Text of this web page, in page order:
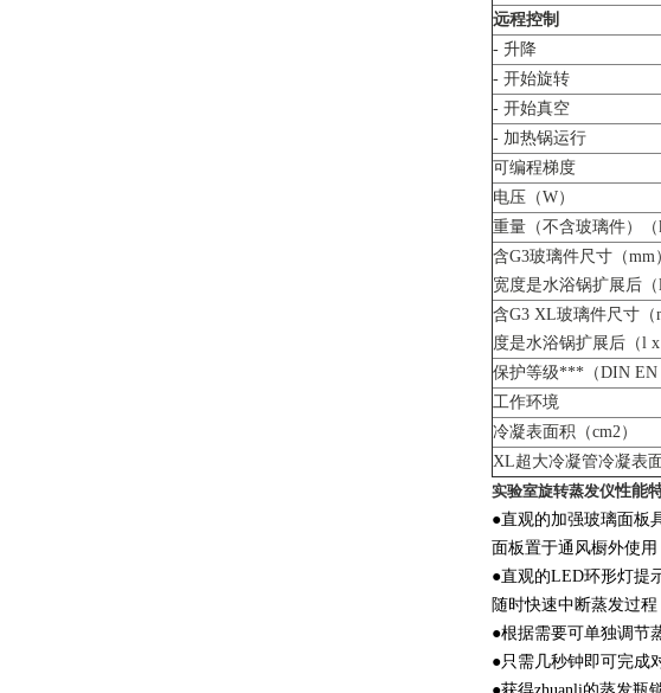
远程控制
- 升降
- 开始旋转
- 开始真空
- 加热锅运行
可编程梯度
电压（W）
重量（不含玻璃件）（
含G3玻璃件尺寸（mm
宽度是水浴锅扩展后（l
含G3 XL玻璃件尺寸（
度是水浴锅扩展后（l x
保护等级***（DIN EN
工作环境
冷凝表面积（cm2）
XL超大冷凝管冷凝表面
实验室旋转蒸发仪性能
●直观的加强玻璃面板
面板置于通风橱外使用
●直观的LED环形灯提
随时快速中断蒸发过程
●根据需要可单独调节
●只需几秒钟即可完成